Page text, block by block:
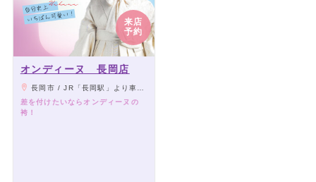
来店
予約
オンディーヌ 長岡店
長岡市 / JR「長岡駅」より車で10分（長岡ICより車で10分）
差を付けたいならオンディーヌの
袴！